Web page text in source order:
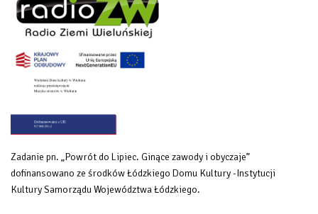
Zadanie pn. „Powrót do Lipiec. Ginące zawody i obyczaje”
dofinansowano ze środków Łódzkiego Domu Kultury -Instytucji
Kultury Samorządu Województwa Łódzkiego.